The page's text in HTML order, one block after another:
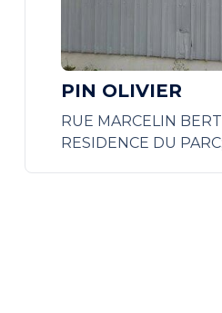
PIN OLIVIER
RUE MARCELIN
RESIDENCE DU